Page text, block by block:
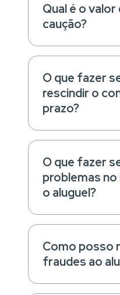
Qual é o
caução?
O que fazer
rescindir o
prazo?
O que fazer
problemas
o aluguel?
Como posso
fraudes ao